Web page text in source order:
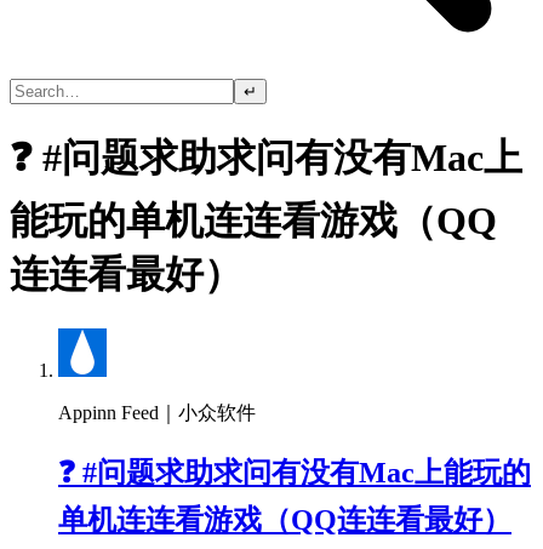
↵
❓ #问题求助求问有没有Mac上
能玩的单机连连看游戏（QQ
连连看最好）
Appinn Feed｜小众软件
❓ #问题求助求问有没有Mac上能玩的
单机连连看游戏（QQ连连看最好）